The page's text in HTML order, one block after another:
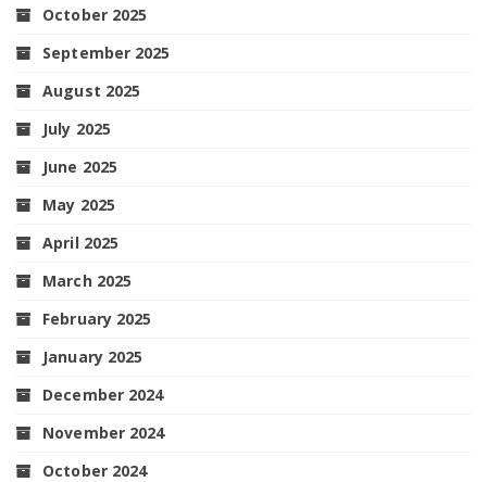
October 2025
September 2025
August 2025
July 2025
June 2025
May 2025
April 2025
March 2025
February 2025
January 2025
December 2024
November 2024
October 2024